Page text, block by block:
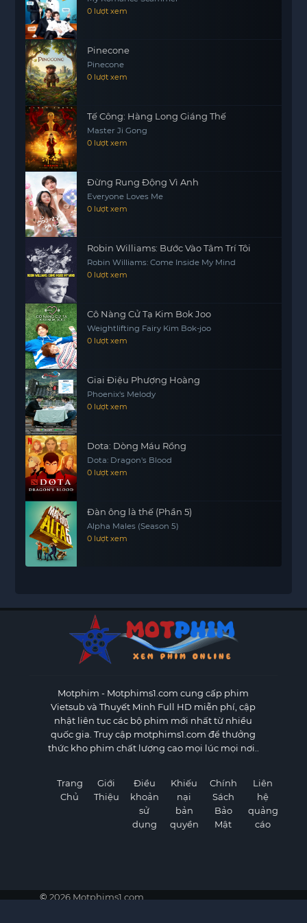
thích. Đây là dịp để khám phá thêm những bí mật
và động lực phía sau các hành động của họ trong
các phần trước.
Hãy cùng chờ đón ”Đấu Phá Thương Khung OVA
4: Duyên Khởi” để không bỏ lỡ những khoảnh
khắc đáng nhớ và những bài học quý giá từ quá
khứ của các nhân vật trong câu chuyện đầy kỳ
diệu này.
0 lượt xem
Pinecone
Pinecone
0 lượt xem
Tế Công: Hàng Long Giáng Thế
Master Ji Gong
0 lượt xem
Đừng Rung Động Vì Anh
Everyone Loves Me
0 lượt xem
Robin Williams: Bước Vào Tâm Trí Tôi
Robin Williams: Come Inside My Mind
0 lượt xem
Cô Nàng Cử Tạ Kim Bok Joo
Weightlifting Fairy Kim Bok-joo
0 lượt xem
Giai Điệu Phượng Hoàng
Phoenix's Melody
0 lượt xem
Dota: Dòng Máu Rồng
Dota: Dragon's Blood
0 lượt xem
Đàn ông là thế (Phần 5)
Alpha Males (Season 5)
0 lượt xem
Motphim - Motphims1.com cung cấp phim
Vietsub và Thuyết Minh Full HD miễn phí, cập
nhật liên tục các bộ phim mới nhất từ nhiều
quốc gia. Truy cập motphims1.com để thưởng
thức kho phim chất lượng cao mọi lúc mọi nơi..
Trang
Chủ
Giới
Thiệu
Điều
khoản
sử
dụng
Khiếu
nại
bản
quyền
Chính
Sách
Bảo
Mật
Liên
hệ
quảng
cáo
© 2026 Motphims1.com